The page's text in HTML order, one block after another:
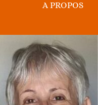
A PROPOS